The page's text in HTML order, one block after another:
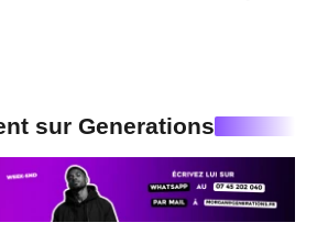
sur Generations